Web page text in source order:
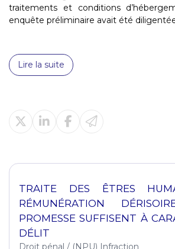
traitements et conditions
enquête préliminaire avait été
Lire la suite
TRAITE DES ÊTRES
RÉMUNÉRATION
PROMESSE SUFFISENT À
DÉLIT
Droit pénal / (NPU) Infraction